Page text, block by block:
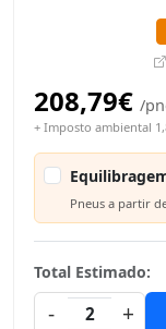
208,79€ /
+ Imposto ambiental
Pneus a partir
Total Estimado:
-
2 +